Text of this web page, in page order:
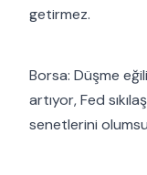
getirmez.
Borsa: Düşme
artıyor, Fed
senetlerini